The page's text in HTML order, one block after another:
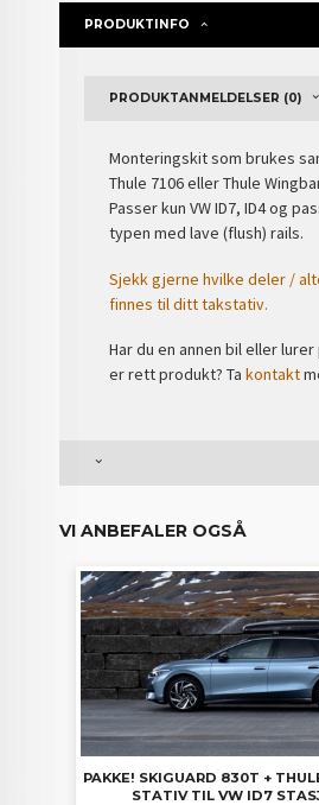
PRODUKTINFO
PRODUKTANMELDELSER (0)
Monteringskit som brukes
Thule 7106 eller Thule
Passer kun VW ID7, ID4 og
typen med lave (flush) rails.
Sjekk gjerne hvilke deler /
finnes til ditt takstativ.
Har du en annen bil eller
er rett produkt? Takontakt
VI ANBEFALER OGSÅ
PAKKE! SKIGUARD 830T +
STATIV TIL VW ID7